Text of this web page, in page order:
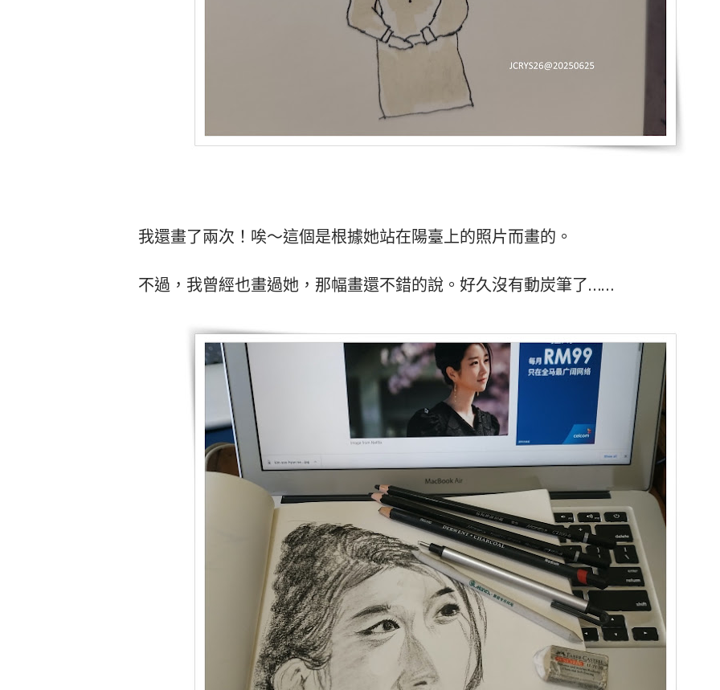
我還畫了兩次！唉～這個是根據她站在陽臺上的照片而畫的。
不過，我曾經也畫過她，那幅畫還不錯的說。好久沒有動炭筆了……